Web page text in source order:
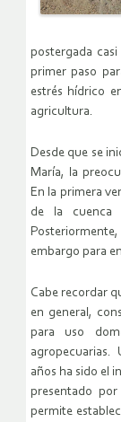
postergada
primer paso
estrés hídrico
agricultura.
Desde que se
María, la
En la primera
de la cuenca
embargo para
Cabe recordar
en general,
para uso
años ha sido el
presentado
permite